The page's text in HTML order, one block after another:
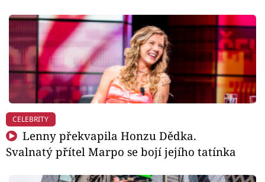
CELEBRITY
Lenny překvapila Honzu Dědka.
Svalnatý přítel Marpo se bojí jejího tatínka